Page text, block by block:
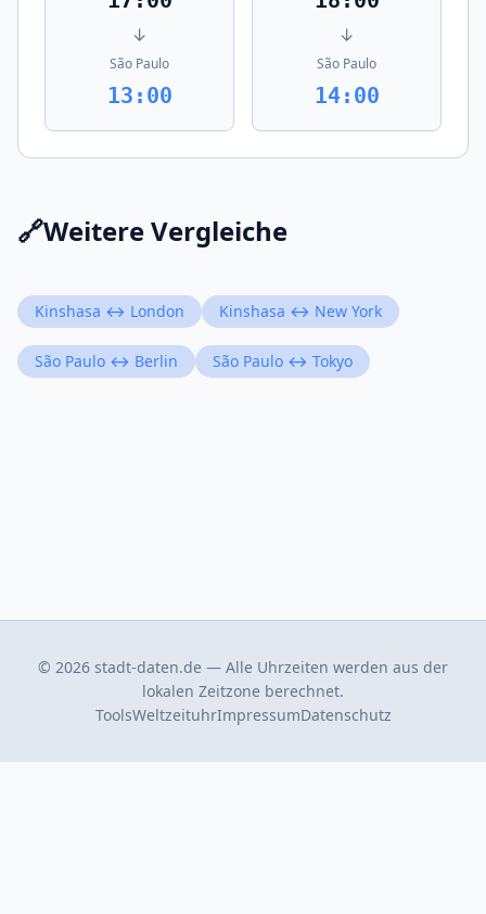
↓
São Paulo
13:00
↓
São Paulo
14:00
🔗Weitere Vergleiche
Kinshasa ↔ London Kinshasa ↔ New York
São Paulo ↔ Berlin São Paulo ↔ Tokyo
© 2026 stadt-daten.de — Alle Uhrzeiten werden aus der
lokalen Zeitzone berechnet.
ToolsWeltzeituhrImpressumDatenschutz